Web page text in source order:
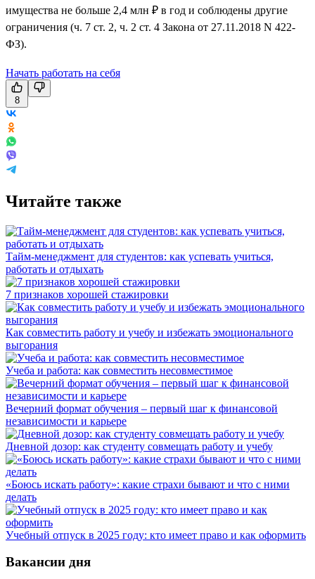
имущества не больше 2,4 млн ₽ в год и соблюдены другие
ограничения (ч. 7 ст. 2, ч. 2 ст. 4 Закона от 27.11.2018 N 422-
ФЗ).
Начать работать на себя
8
Читайте также
Тайм-менеджмент для студентов: как успевать учиться,
работать и отдыхать
7 признаков хорошей стажировки
Как совместить работу и учебу и избежать эмоционального
выгорания
Учеба и работа: как совместить несовместимое
Вечерний формат обучения – первый шаг к финансовой
независимости и карьере
Дневной дозор: как студенту совмещать работу и учебу
«Боюсь искать работу»: какие страхи бывают и что с ними
делать
Учебный отпуск в 2025 году: кто имеет право и как оформить
Вакансии дня